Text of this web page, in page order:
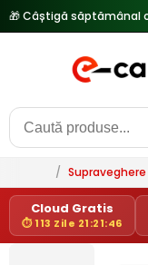
/ Supraveghere
Cloud Gratis
⏱ 113 Zile 21:21:46